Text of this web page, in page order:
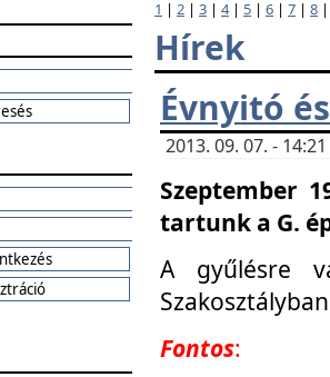
1 | 2 | 3 | 4| 5 | 6 | 7 | 8
Hírek
Évnyitó
2013. 09. 07. -
Szeptember
tartunk a G.
A gyűlésre
Fontos: